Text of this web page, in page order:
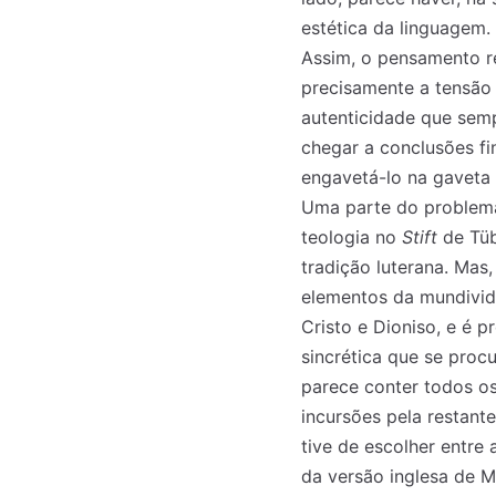
estética da
Assim, o pensamento
precisamente a
autenticidade que
chegar a conclusões
engavetá-lo na gaveta
Uma parte do
teologia no Stift de
tradição luterana.
elementos da
Cristo e Dioniso, e é
sincrética que se
parece conter todos
incursões pela
tive de escolher entre
da versão inglesa de